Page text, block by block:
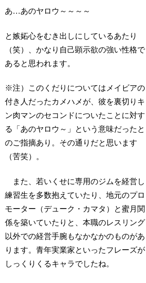
あ…あのヤロウ～～～～
と嫉妬心をむき出しにしているあたり
（笑）、かなり自己顕示欲の強い性格で
あると思われます。
※注）このくだりについてはメイビアの
付き人だったカメハメが、彼を裏切りキ
ン肉マンのセコンドについたことに対す
る「あのヤロウ～」という意味だったと
のご指摘あり。その通りだと思います
（苦笑）。
また、若いくせに専用のジムを経営し
練習生を多数抱えていたり、地元のプロ
モーター（デューク・カマタ）と蜜月関
係を築いていたりと、本職のレスリング
以外での経営手腕もなかなかのものがあ
ります。青年実業家といったフレーズが
しっくりくるキャラでしたね。